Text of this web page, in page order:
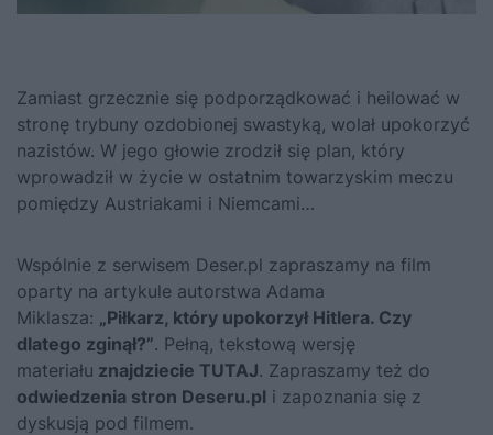
Zamiast grzecznie się podporządkować i heilować w
stronę trybuny ozdobionej swastyką, wolał upokorzyć
nazistów. W jego głowie zrodził się plan, który
wprowadził w życie w ostatnim towarzyskim meczu
pomiędzy Austriakami i Niemcami…
Wspólnie z serwisem Deser.pl zapraszamy na film
oparty na artykule autorstwa Adama
Miklasza: „Piłkarz, który upokorzył Hitlera. Czy
dlatego zginął?”. Pełną, tekstową wersję
materiału znajdziecie TUTAJ. Zapraszamy też do
odwiedzenia stron Deseru.pl i zapoznania się z
dyskusją pod filmem.